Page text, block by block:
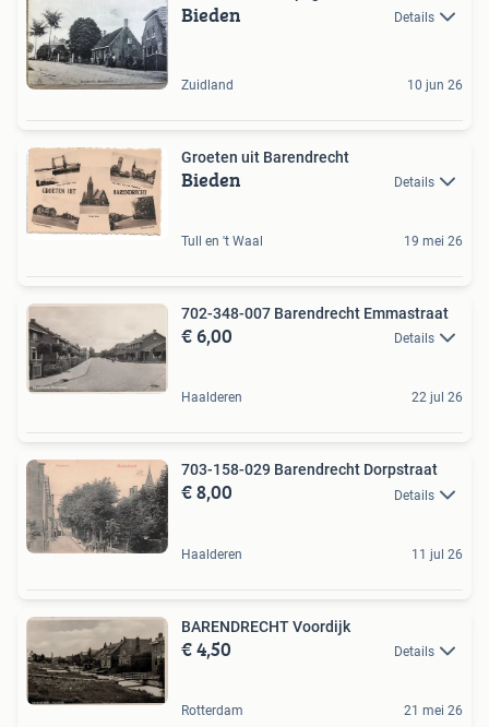
Bieden Details
Zuidland 10 jun 26
Groeten uit Barendrecht
Bieden Details
Tull en 't Waal 19 mei 26
702-348-007 Barendrecht Emmastraat
€ 6,00 Details
Haalderen 22 jul 26
703-158-029 Barendrecht Dorpstraat
€ 8,00 Details
Haalderen 11 jul 26
BARENDRECHT Voordijk
€ 4,50 Details
Rotterdam 21 mei 26